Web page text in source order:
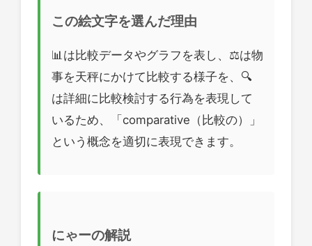
この絵文字を選んだ理由
📊は比較データやグラフを表し、⚖️は物
事を天秤にかけて比較する様子を、🔍
は詳細に比較検討する行為を表現して
いるため、「comparative（比較の）」
という概念を適切に表現できます。
にゃーの解説